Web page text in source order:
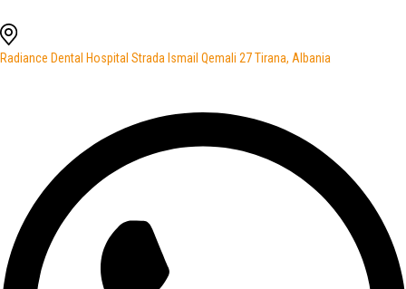
Radiance Dental Hospital Strada Ismail Qemali 27 Tirana, Albania